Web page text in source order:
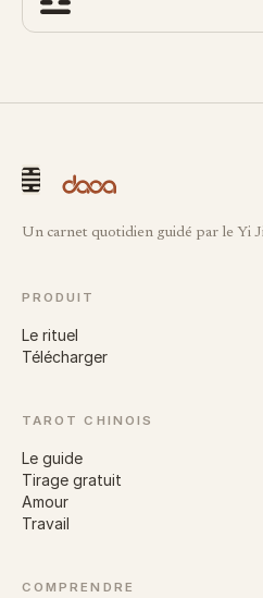
Un carnet quotidien guidé par le Yi
PRODUIT
Le rituel
Télécharger
TAROT CHINOIS
Le guide
Tirage gratuit
Amour
Travail
COMPRENDRE